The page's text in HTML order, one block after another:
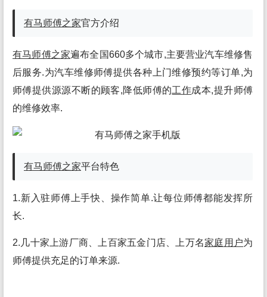
有马师傅之家官方介绍
有马师傅之家遍布全国660多个城市,主要营业汽车维修售
后服务.为汽车维修师傅提供各种上门维修预约等订单,为
师傅提供源源不断的顾客,降低师傅的工作成本,提升师傅
的维修效率.
有马师傅之家平台特色
1.新入驻师傅上手快、操作简单.让每位师傅都能发挥所
长.
2.几十家上游厂商、上百家五金门店、上万名家庭 用户为
师傅提供充足的订单来源.